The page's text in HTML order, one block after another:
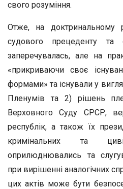
свого розуміння.
Отже, на доктринальному
судового прецеденту та
заперечувалась, але на
«прикриваючи своє
формами» та існували у
Пленумів та 2) рішень
Верховного Суду СРСР,
республік, а також їх
кримінальних та
оприлюднювались та
при вирішенні аналогічних
цих актів може бути